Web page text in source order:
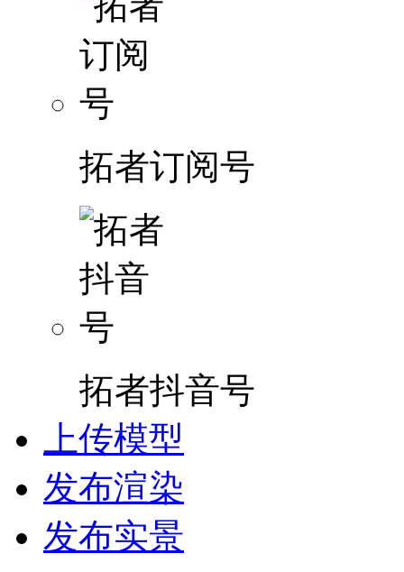
拓者订阅号
拓者抖音号
上传模型
发布渲染
发布实景